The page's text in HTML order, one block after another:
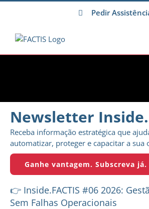
Pedir
Newsletter
Receba informação estratégica que
automatizar, proteger e capacitar a sua
Ganhe vantagem. Subscreva já.
👉 Inside.FACTIS #06 2026:
Sem Falhas Operacionais